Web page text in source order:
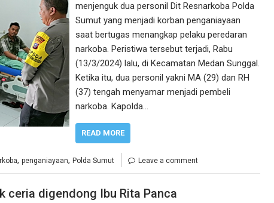
menjenguk dua personil Dit Resnarkoba Polda
Sumut yang menjadi korban penganiayaan
saat bertugas menangkap pelaku peredaran
narkoba. Peristiwa tersebut terjadi, Rabu
(13/3/2024) lalu, di Kecamatan Medan Sunggal.
Ketika itu, dua personil yakni MA (29) dan RH
(37) tengah menyamar menjadi pembeli
narkoba. Kapolda…
READ MORE
, penganiayaan, Polda Sumut Leave a comment
ceria digendong Ibu Rita Panca